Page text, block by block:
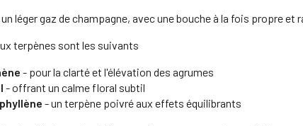
léger gaz de champagne, avec une bouche à la fois propre et
terpènes sont les suivants
- pour la clarté et l'élévation des agrumes
- offrant un calme floral subtil
- un terpène poivré aux effets équilibrants